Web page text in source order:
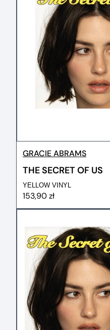
GRACIE ABRAMS
THE SECRET OF US
YELLOW VINYL
153,90 zł